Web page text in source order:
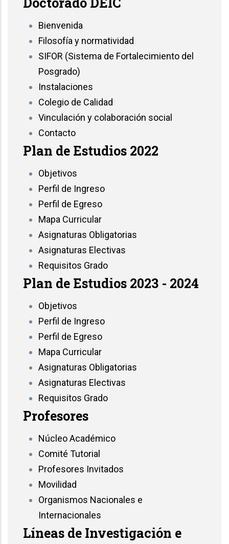
Bienvenida
Filosofía y normatividad
SIFOR (Sistema de Fortalecimiento del
Posgrado)
Instalaciones
Colegio de Calidad
Vinculación y colaboración social
Contacto
Plan de Estudios 2022
Objetivos
Perfil de Ingreso
Perfil de Egreso
Mapa Curricular
Asignaturas Obligatorias
Asignaturas Electivas
Requisitos Grado
Plan de Estudios 2023 - 2024
Objetivos
Perfil de Ingreso
Perfil de Egreso
Mapa Curricular
Asignaturas Obligatorias
Asignaturas Electivas
Requisitos Grado
Profesores
Núcleo Académico
Comité Tutorial
Profesores Invitados
Movilidad
Organismos Nacionales e
Internacionales
Líneas de Investigación e